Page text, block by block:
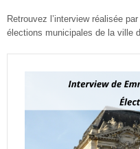
Retrouvez l’interview réalisée
élections municipales de la ville